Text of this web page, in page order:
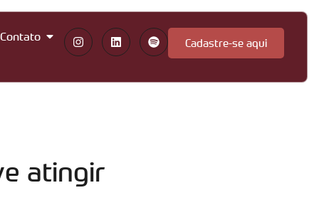
Contato Cadastre-se aqui
atingir